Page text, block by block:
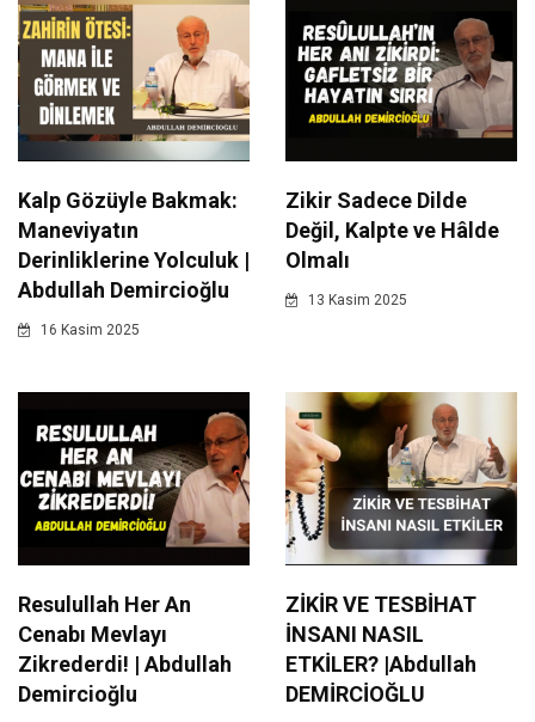
Kalp Gözüyle Bakmak:
Maneviyatın
Derinliklerine Yolculuk |
Abdullah Demircioğlu
16 Kasim 2025
Zikir Sadece Dilde
Değil, Kalpte ve Hâlde
Olmalı
13 Kasim 2025
Resulullah Her An
Cenabı Mevlayı
Zikrederdi! | Abdullah
Demircioğlu
ZİKİR VE TESBİHAT
İNSANI NASIL
ETKİLER? |Abdullah
DEMİRCİOĞLU